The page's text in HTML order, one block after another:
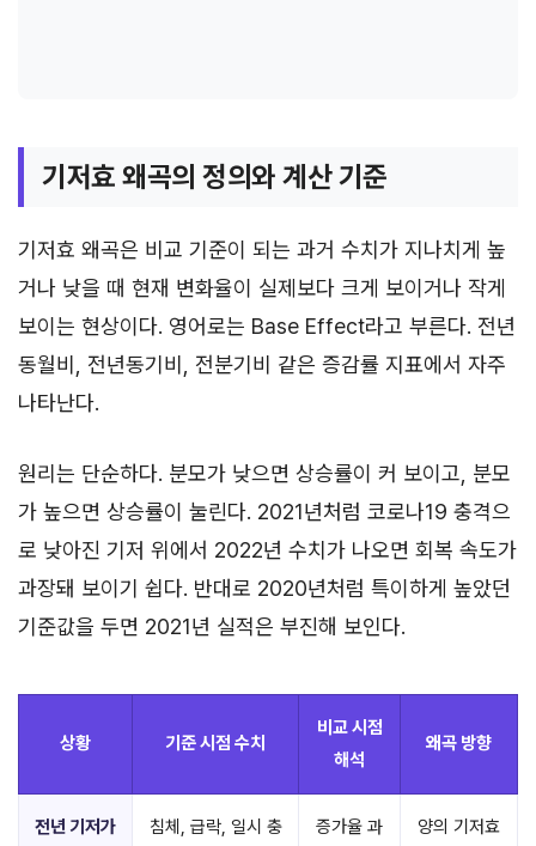
기저효 왜곡의 정의와 계산 기준
기저효 왜곡은 비교 기준이 되는 과거 수치가 지나치게 높
거나 낮을 때 현재 변화율이 실제보다 크게 보이거나 작게
보이는 현상이다. 영어로는 Base Effect라고 부른다. 전년
동월비, 전년동기비, 전분기비 같은 증감률 지표에서 자주
나타난다.
원리는 단순하다. 분모가 낮으면 상승률이 커 보이고, 분모
가 높으면 상승률이 눌린다. 2021년처럼 코로나19 충격으
로 낮아진 기저 위에서 2022년 수치가 나오면 회복 속도가
과장돼 보이기 쉽다. 반대로 2020년처럼 특이하게 높았던
기준값을 두면 2021년 실적은 부진해 보인다.
상황 기준 시점 수치
비교 시점
해석
왜곡 방향
전년 기저가
침체, 급락, 일시 충
증가율 과
양의 기저효